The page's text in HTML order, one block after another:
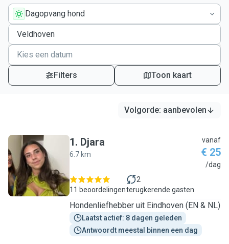
Dagopvang hond
Filters Toon kaart
Volgorde: aanbevolen
D
1. Djara
6.7 km
vanaf
€ 25
/dag
11 beoordelingen
2
terugkerende gasten
Hondenliefhebber uit Eindhoven (EN & NL)
Laatst actief: 8 dagen geleden
Antwoordt meestal binnen een dag